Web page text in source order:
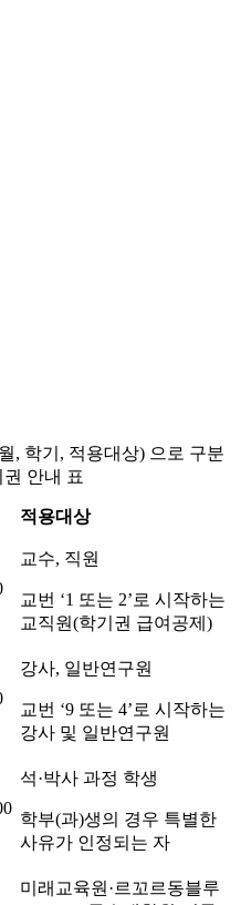
, 학기, 적용대상) 으로 구분
안내 표
적용대상
교수, 직원
교번 ‘1 또는 2’로 시작하는
교직원(학기권 급여공제)
강사, 일반연구원
교번 ‘9 또는 4’로 시작하는
강사 및 일반연구원
석·박사 과정 학생
학부(과)생의 경우 특별한
사유가 인정되는 자
미래교육원·르꼬르동블루